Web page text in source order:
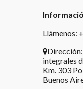
Llámenos:
Dirección:
integrales
Km. 303
Buenos